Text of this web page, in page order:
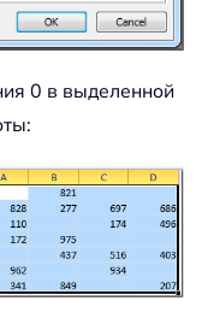
0 в выделенной